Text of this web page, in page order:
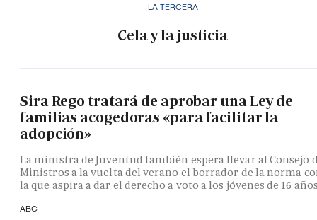
LA TERCERA
Cela y la justicia
Sira Rego tratará de aprobar una Ley de
familias acogedoras «para facilitar la
adopción»
La ministra de Juventud también espera llevar al Consejo
Ministros a la vuelta del verano el borrador de la norma
la que aspira a dar el derecho a voto a los jóvenes de 16
ABC